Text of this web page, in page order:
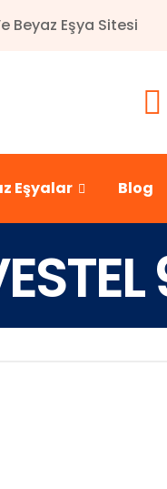
Beyaz Eşya Sitesi
Eşyalar Blog